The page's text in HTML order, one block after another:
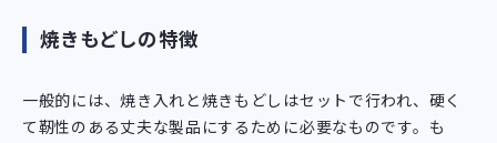
焼きもどしの特徴
一般的には、焼き入れと焼きもどしはセットで行われ、硬く
て靭性のある丈夫な製品にするために必要なものです。も